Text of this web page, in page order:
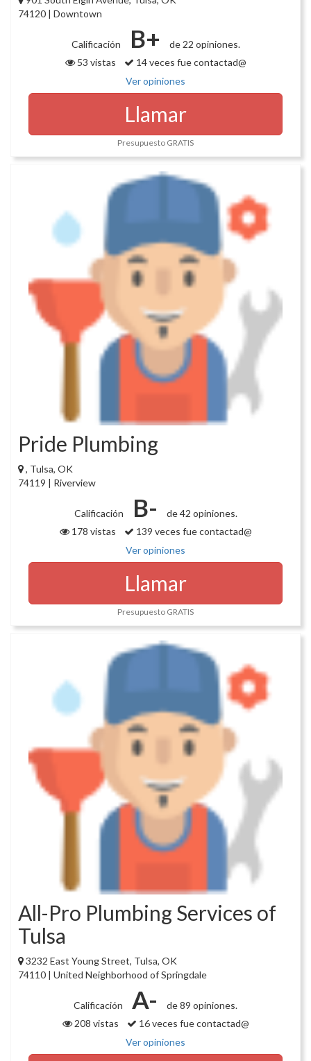
74120 | Downtown
Calificación B+
de 22 opiniones.
53 vistas
14 veces fue contactad@
Ver opiniones
Llamar
Presupuesto GRATIS
Pride Plumbing
, Tulsa, OK
74119 | Riverview
Calificación B-
de 42 opiniones.
178 vistas
139 veces fue contactad@
Ver opiniones
Llamar
Presupuesto GRATIS
All-Pro Plumbing Services of
Tulsa
3232 East Young Street, Tulsa, OK
74110 | United Neighborhood of Springdale
Calificación A-
de 89 opiniones.
208 vistas
16 veces fue contactad@
Ver opiniones